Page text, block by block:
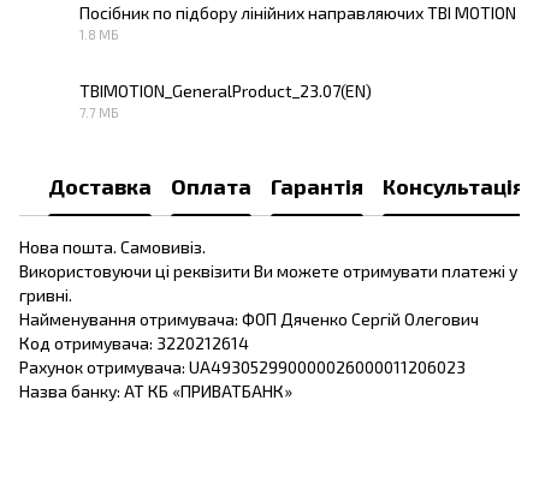
Посібник по підбору лінійних направляючих TBI MOTION
1.8 МБ
TBIMOTION_GeneralProduct_23.07(EN)
7.7 МБ
Доставка Оплата Гарантія Консультація
Нова пошта. Самовивіз.
Використовуючи ці реквізити Ви можете отримувати платежі у
гривні.
Найменування отримувача: ФОП Дяченко Сергій Олегович
Код отримувача: 3220212614
Рахунок отримувача: UA493052990000026000011206023
Назва банку: АТ КБ «ПРИВАТБАНК»